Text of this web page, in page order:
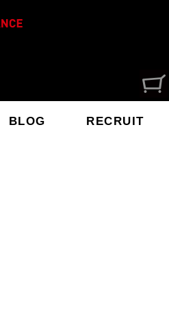
BLOG RECRUIT